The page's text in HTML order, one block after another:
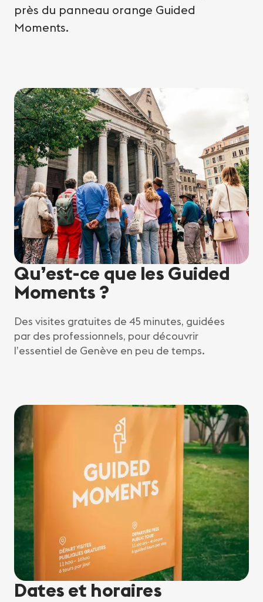
près du panneau orange Guided
Moments.
Qu’est-ce que les Guided
Moments ?
Des visites gratuites de 45 minutes, guidées
par des professionnels, pour découvrir
l’essentiel de Genève en peu de temps.
Dates et horaires